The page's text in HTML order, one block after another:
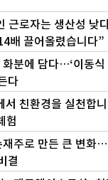
근로자는 생산성 낮
배 끌어올렸습니다”
화분에 담다…‘이동식
다
서 친환경을 실천합
험
재주로 만든 큰 변화
결